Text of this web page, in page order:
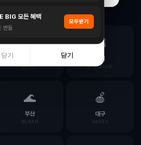
🏙️
SEOUL
🌆
경기
GYEONGGI
🌊
부산
BUSAN
🍎
대구
DAEGU
BIG 모든 혜택
번들
모두받기
기 닫기